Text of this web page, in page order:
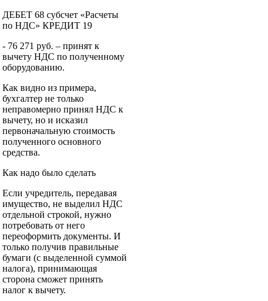
ДЕБЕТ 68 субсчет «Расчеты
по НДС» КРЕДИТ 19
- 76 271 руб. – принят к
вычету НДС по полученному
оборудованию.
Как видно из примера,
бухгалтер не только
неправомерно принял НДС к
вычету, но и исказил
первоначальную стоимость
полученного основного
средства.
Как надо было сделать
Если учредитель, передавая
имущество, не выделил НДС
отдельной строкой, нужно
потребовать от него
переоформить документы. И
только получив правильные
бумаги (с выделенной суммой
налога), принимающая
сторона сможет принять
налог к вычету.